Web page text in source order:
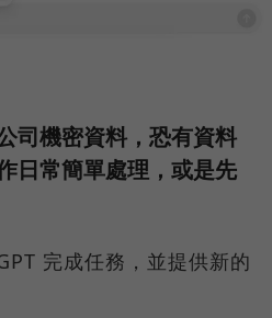
司機密資料，恐有資料
日常簡單處理，或是先
完成任務，並提供新的